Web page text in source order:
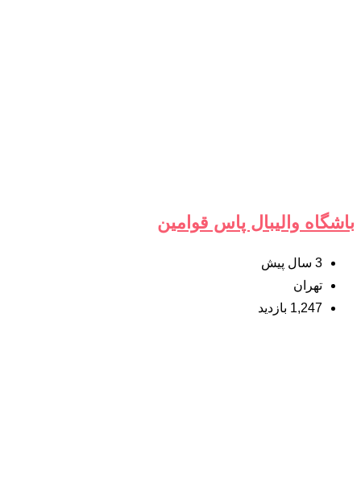
باشگاه والیبال پاس قوامین
3 سال پیش
تهران
1,247 بازدید